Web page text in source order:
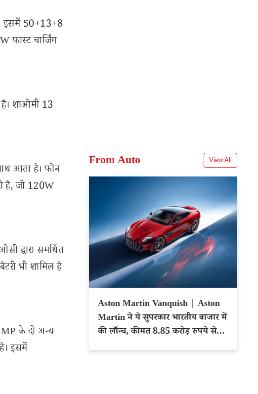
इसमें 50+13+8
फास्ट चार्जिंग
शाओमी 13
आता है। फोन
है, जो 120W
द्वारा समर्थित
भी शामिल है
के दो अन्य
इसमें
From Auto View All
Aston Martin Vanquish | Aston
Martin ने ये सुपरकार भारतीय बाजार में
की लॉन्च, कीमत 8.85 करोड़ रुपये से